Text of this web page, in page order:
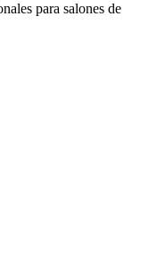
para salones de